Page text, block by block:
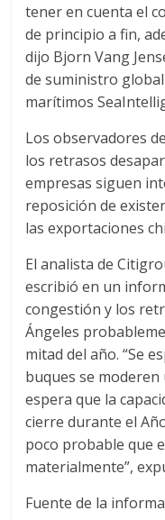
tener en cuenta el
de principio a fin,
dijo Bjorn Vang
de suministro
marítimos
Los observadores
los retrasos
empresas siguen
reposición de
las exportaciones
El analista de
escribió en un
congestión y los
Ángeles
mitad del año. “Se
buques se
espera que la
cierre durante el
poco probable que
materialmente”,
Fuente de la